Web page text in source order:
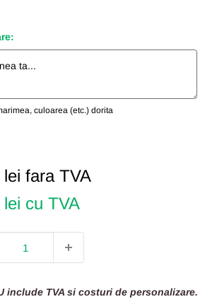
culoarea (etc.) dorita
lei fara TVA
lei cu TVA
include TVA si costuri de personalizare.